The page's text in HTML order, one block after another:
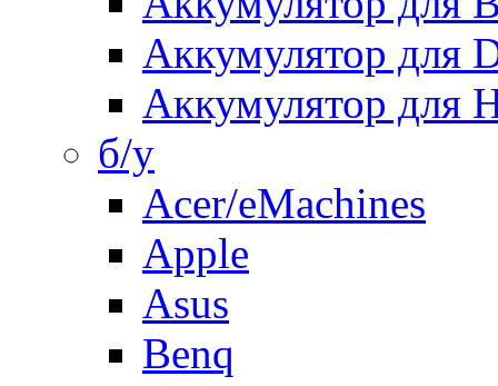
Аккумулятор для
Аккумулятор для
б/у
Acer/eMachines
Apple
Asus
Benq